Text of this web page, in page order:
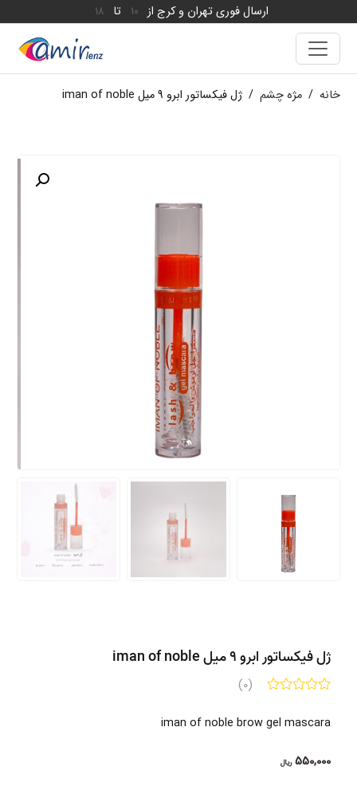
ارسال فوری تهران و کرج از 10 تا 18
خانه / مژه چشم / ژل فیکساتور ابرو 9 میل iman of noble
ژل فیکساتور ابرو 9 میل iman of noble
(0)
iman of noble brow gel mascara
550,000 ریال